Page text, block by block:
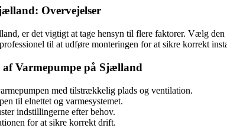
Overvejelser
er det vigtigt at tage hensyn til flere faktorer. Vælg
til at udføre monteringen for at sikre korrekt
Varmepumpe på Sjælland
med tilstrækkelig plads og ventilation.
til elnettet og varmesystemet.
indstillingerne efter behov.
for at sikre korrekt drift.